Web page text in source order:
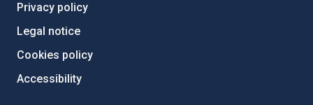
Privacy policy
Legal notice
Cookies policy
Accessibility